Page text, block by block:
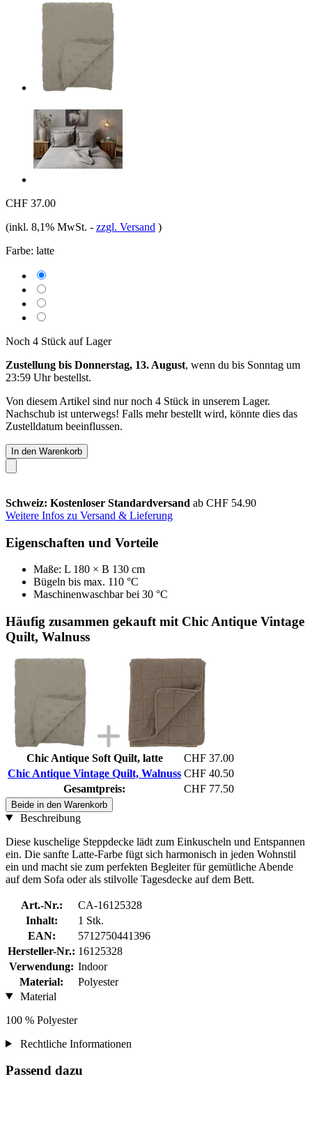
CHF 37.00
(inkl. 8,1% MwSt. - zzgl. Versand )
Farbe: latte
Noch 4 Stück auf Lager
Zustellung bis Donnerstag, 13. August, wenn du bis Sonntag um
23:59 Uhrbestellst.
Von diesem Artikel sind nur noch 4 Stück in unserem Lager.
Nachschub ist unterwegs! Falls mehr bestellt wird, könnte dies das
Zustelldatum beeinflussen.
In den Warenkorb
Schweiz: Kostenloser Standardversand ab CHF 54.90
Weitere Infos zu Versand & Lieferung
Eigenschaften und Vorteile
Maße: L 180 × B 130 cm
Bügeln bis max. 110 °C
Maschinenwaschbar bei 30 °C
Häufig zusammen gekauft mit Chic Antique Vintage
Quilt, Walnuss
Chic Antique Soft Quilt, latte
CHF 37.00
Chic Antique Vintage Quilt, Walnuss CHF 40.50
Gesamtpreis:
CHF 77.50
Beide in den Warenkorb
Beschreibung
Diese kuschelige Steppdecke lädt zum Einkuscheln und Entspannen
ein. Die sanfte Latte-Farbe fügt sich harmonisch in jeden Wohnstil
ein und macht sie zum perfekten Begleiter für gemütliche Abende
auf dem Sofa oder als stilvolle Tagesdecke auf dem Bett.
Art.-Nr.:
CA-16125328
Inhalt:
1 Stk.
EAN:
5712750441396
Hersteller-Nr.: 16125328
Verwendung: Indoor
Material:
Polyester
Material
100 % Polyester
Rechtliche Informationen
Passend dazu